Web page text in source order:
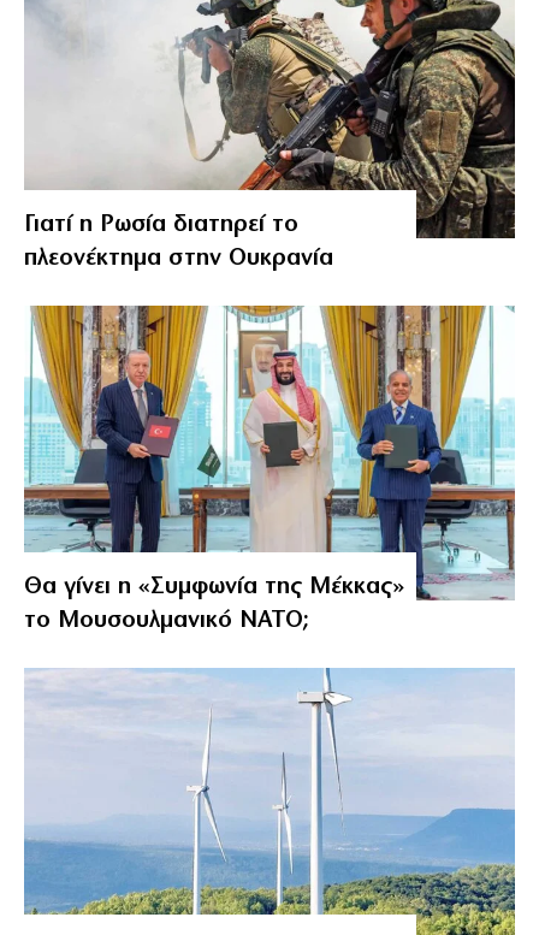
Γιατί η Ρωσία διατηρεί το
πλεονέκτημα στην Ουκρανία
Θα γίνει η «Συμφωνία της Μέκκας»
το Μουσουλμανικό ΝΑΤΟ;